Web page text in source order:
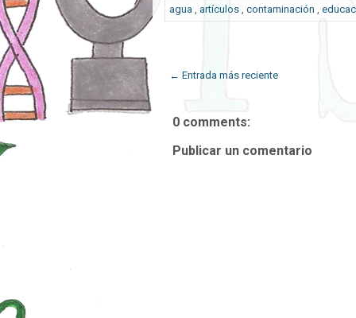
agua , artículos , contaminación ,
← Entrada más reciente
0 comments:
Publicar un comentario